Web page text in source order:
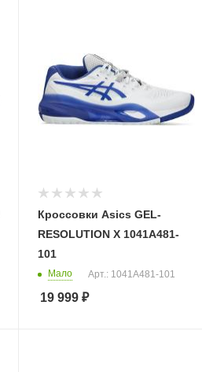
Кроссовки Asics GEL-
RESOLUTION X 1041A481-
101
Мало Арт.: 1041A481-101
19 999 ₽